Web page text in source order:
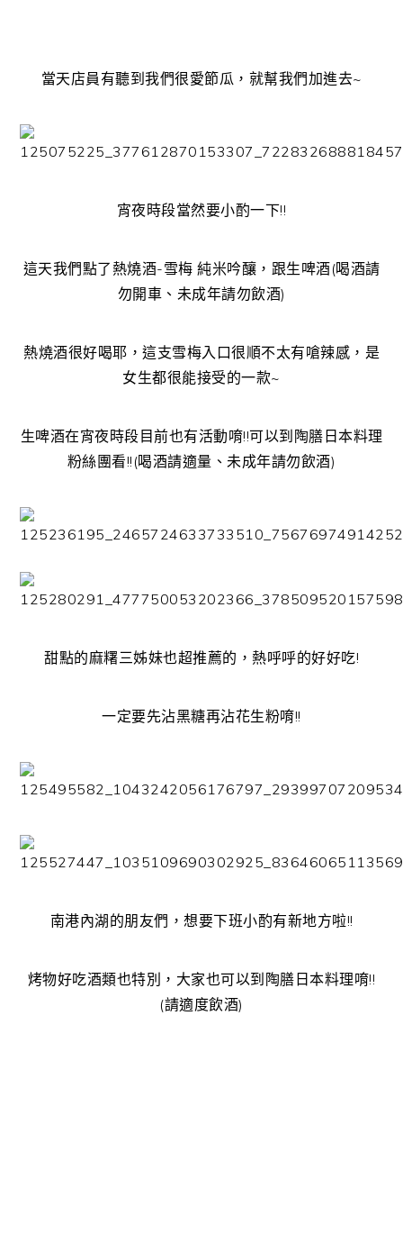
當天店員有聽到我們很愛節瓜，就幫我們加進去~
宵夜時段當然要小酌一下!!
這天我們點了熱燒酒-雪梅 純米吟釀，跟生啤酒(喝酒請
勿開車、未成年請勿飲酒)
熱燒酒很好喝耶，這支雪梅入口很順不太有嗆辣感，是
女生都很能接受的一款~
生啤酒在宵夜時段目前也有活動唷!!可以到陶膳日本料理
粉絲團看!!(喝酒請適量、未成年請勿飲酒)
甜點的麻糬三姊妹也超推薦的，熱呼呼的好好吃!
一定要先沾黑糖再沾花生粉唷!!
南港內湖的朋友們，想要下班小酌有新地方啦!!
烤物好吃酒類也特別，大家也可以到陶膳日本料理唷!!
(請適度飲酒)